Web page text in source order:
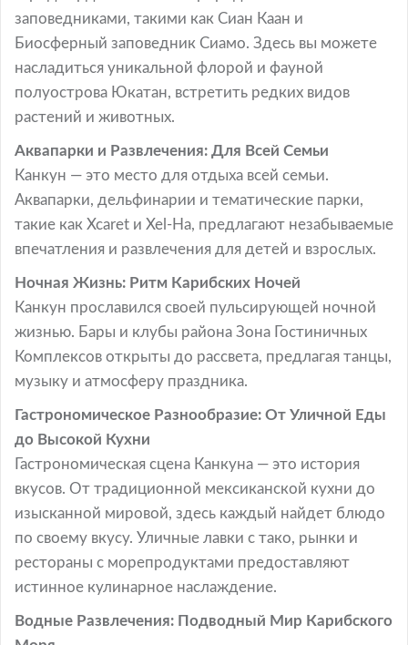
заповедниками, такими как Сиан Каан и
Биосферный заповедник Сиамо. Здесь вы можете
насладиться уникальной флорой и фауной
полуострова Юкатан, встретить редких видов
растений и животных.
Аквапарки и Развлечения: Для Всей Семьи
Канкун — это место для отдыха всей семьи.
Аквапарки, дельфинарии и тематические парки,
такие как Xcaret и Xel-Ha, предлагают незабываемые
впечатления и развлечения для детей и взрослых.
Ночная Жизнь: Ритм Карибских Ночей
Канкун прославился своей пульсирующей ночной
жизнью. Бары и клубы района Зона Гостиничных
Комплексов открыты до рассвета, предлагая танцы,
музыку и атмосферу праздника.
Гастрономическое Разнообразие: От Уличной Еды
до Высокой Кухни
Гастрономическая сцена Канкуна — это история
вкусов. От традиционной мексиканской кухни до
изысканной мировой, здесь каждый найдет блюдо
по своему вкусу. Уличные лавки с тако, рынки и
рестораны с морепродуктами предоставляют
истинное кулинарное наслаждение.
Водные Развлечения: Подводный Мир Карибского